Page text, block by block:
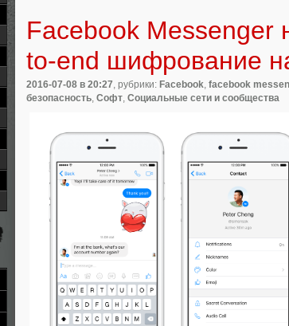
Facebook Messenger
to-end шифрование
2016-07-08 в 20:27, рубрики: Facebook, facebook
безопасность, Софт, Социальные сети и сообщества